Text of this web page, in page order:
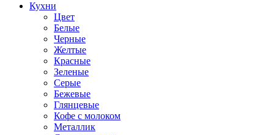
Кухни
Цвет
Белые
Черные
Желтые
Красные
Зеленые
Серые
Бежевые
Глянцевые
Кофе с молоком
Металлик